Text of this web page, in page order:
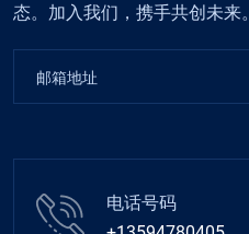
态。加入我们，携手共创未来。
电话号码